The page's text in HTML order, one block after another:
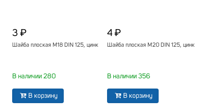
3 ₽
Шайба плоская М18 DIN 125, цинк
В наличии 280
В корзину
4 ₽
Шайба плоская М20 DIN 125, цинк
В наличии 356
В корзину